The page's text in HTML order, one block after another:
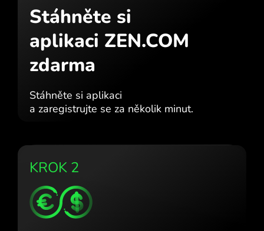
Stáhněte si
aplikaci ZEN.COM
zdarma
Stáhněte si aplikaci
a zaregistrujte se za několik minut.
KROK 2